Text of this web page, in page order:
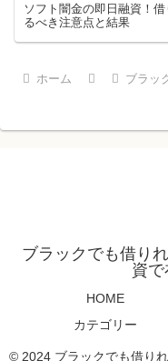
ソフト闇金の即日融資！
るべき注意点と結果
ホーム ブラッ
ブラックでも借り
資で
HOME
カテゴリー
© 2024 ブラックでも借り